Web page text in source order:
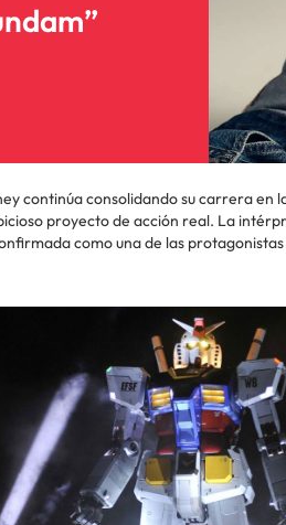
continúa consolidando su carrera en
proyecto de acción real. La
como una de las